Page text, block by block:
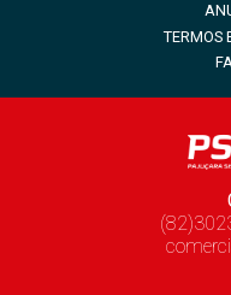
TERMOS